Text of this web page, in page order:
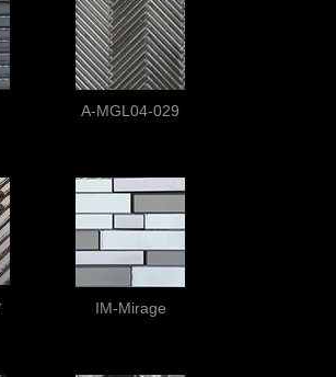
A-MGL04-029
IM-Mirage